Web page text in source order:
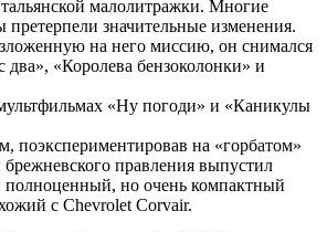
малолитражки. Многие
претерпели значительные изменения.
на него миссию, он снимался
«Королева бензоколонки» и
«Ну погоди» и «Каникулы
поэкспериментировав на «горбатом»
правления выпустил
полноценный, но очень компактный
с Chevrolet Corvair.